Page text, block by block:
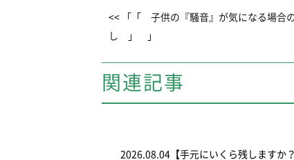
<< 「「 子供の『騒音』が気になる場合
し 」 」
関連記事
2026.08.04 【手元にいくら残しますか？